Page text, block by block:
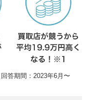
答期間：2023年6月〜